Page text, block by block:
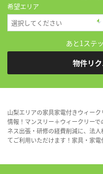
希望エリア
あと1ステ
物件リ
山梨エリアの家具家電付きウィー
情報！マンスリー＋ウィークリー
ネス出張・研修の経費削減に、法
てご利用いただけます！家具・家電